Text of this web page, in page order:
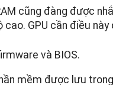
cũng đàng được
cao. GPU cần điều
và BIOS.
mềm được lưu